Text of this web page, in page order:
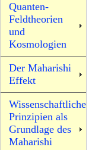
Quanten-
Feldtheorien
und
Kosmologien
Der Maharishi
Effekt
Wissenschaftliche
Prinzipien als
Grundlage des
Maharishi